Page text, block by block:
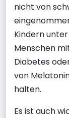
nicht von
Kindern
Menschen
Diabetes
von
halten.
Es ist auch